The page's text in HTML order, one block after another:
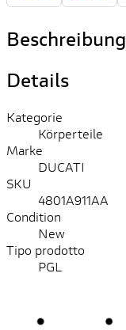
Beschreibung
Details
Kategorie
Körperteile
Marke
DUCATI
SKU
4801A911AA
Condition
New
Tipo prodotto
PGL